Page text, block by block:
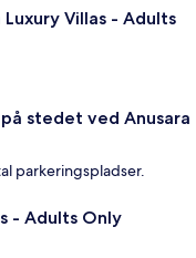
Villas - Adults
stedet ved Anusara
parkeringspladser.
- Adults Only